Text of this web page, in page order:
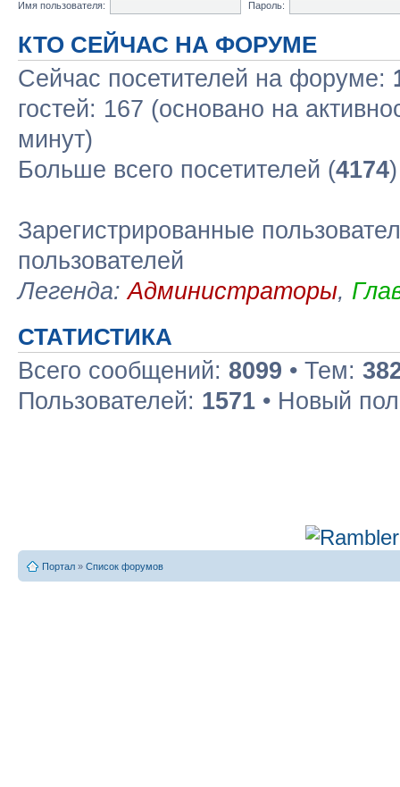
Имя пользователя:
Пароль:
КТО СЕЙЧАС НА ФОРУМЕ
Сейчас посетителей на форуме:
гостей: 167 (основано на
минут)
Больше всего посетителей (4174
Зарегистрированные
пользователей
Легенда:Администраторы,
СТАТИСТИКА
Всего сообщений: 8099 • Тем:
Пользователей: 1571 • Новый
Портал » Список форумов